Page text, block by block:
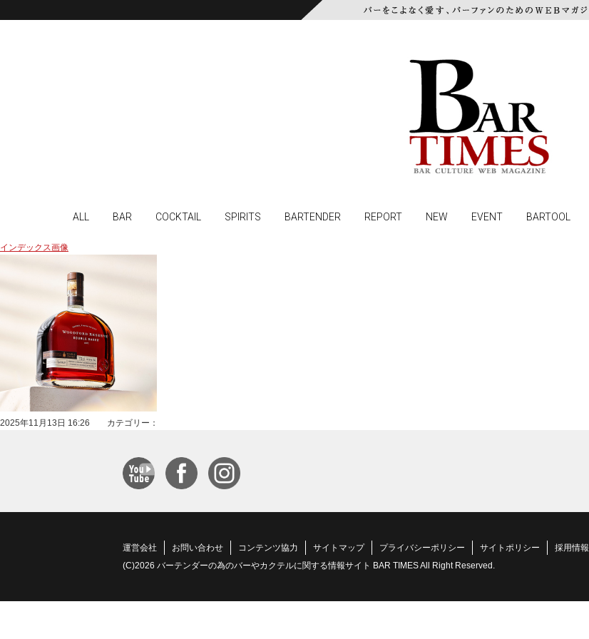
ALL BAR COCKTAIL SPIRITS BARTENDER REPORT NEW EVENT BARTOOL
インデックス画像
2025年11月13日 16:26 カテゴリー：
運営会社 お問い合わせ コンテンツ協力 サイトマップ プライバシーポリシー サイトポリシー
採用情報
(C)2026 バーテンダーの為のバーやカクテルに関する情報サイト BAR TIMES All Right Reserved.